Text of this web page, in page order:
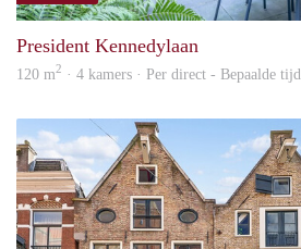
President Kennedylaan
120 m2 · 4 kamers · Per direct - Bepaalde tijd